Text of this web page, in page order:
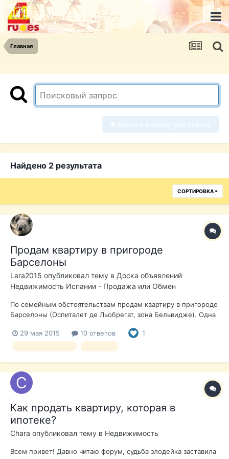
Главная
Найдено 2 результата
СОРТИРОВКА
Продам квартиру в пригороде
Барселоны
Lara2015 опубликовал тему в Доска объявлений
Недвижимость Испании - Продажа или Обмен
По семейным обстоятельствам продам квартиру в пригороде
Барселоны (Оспиталет де Льобрегат, зона Бельвидже). Одна
терраса. Только что после ремонта, новая сантехника, ванна,
проведено отопление, газовая колонка, кондиционер.
29 мая 2015 10 ответов 1
Как продать квартиру, которая в
ипотеке?
Chara опубликовал тему в Недвижимость
Всем привет! Давно читаю форум, судьба злодейка заставила